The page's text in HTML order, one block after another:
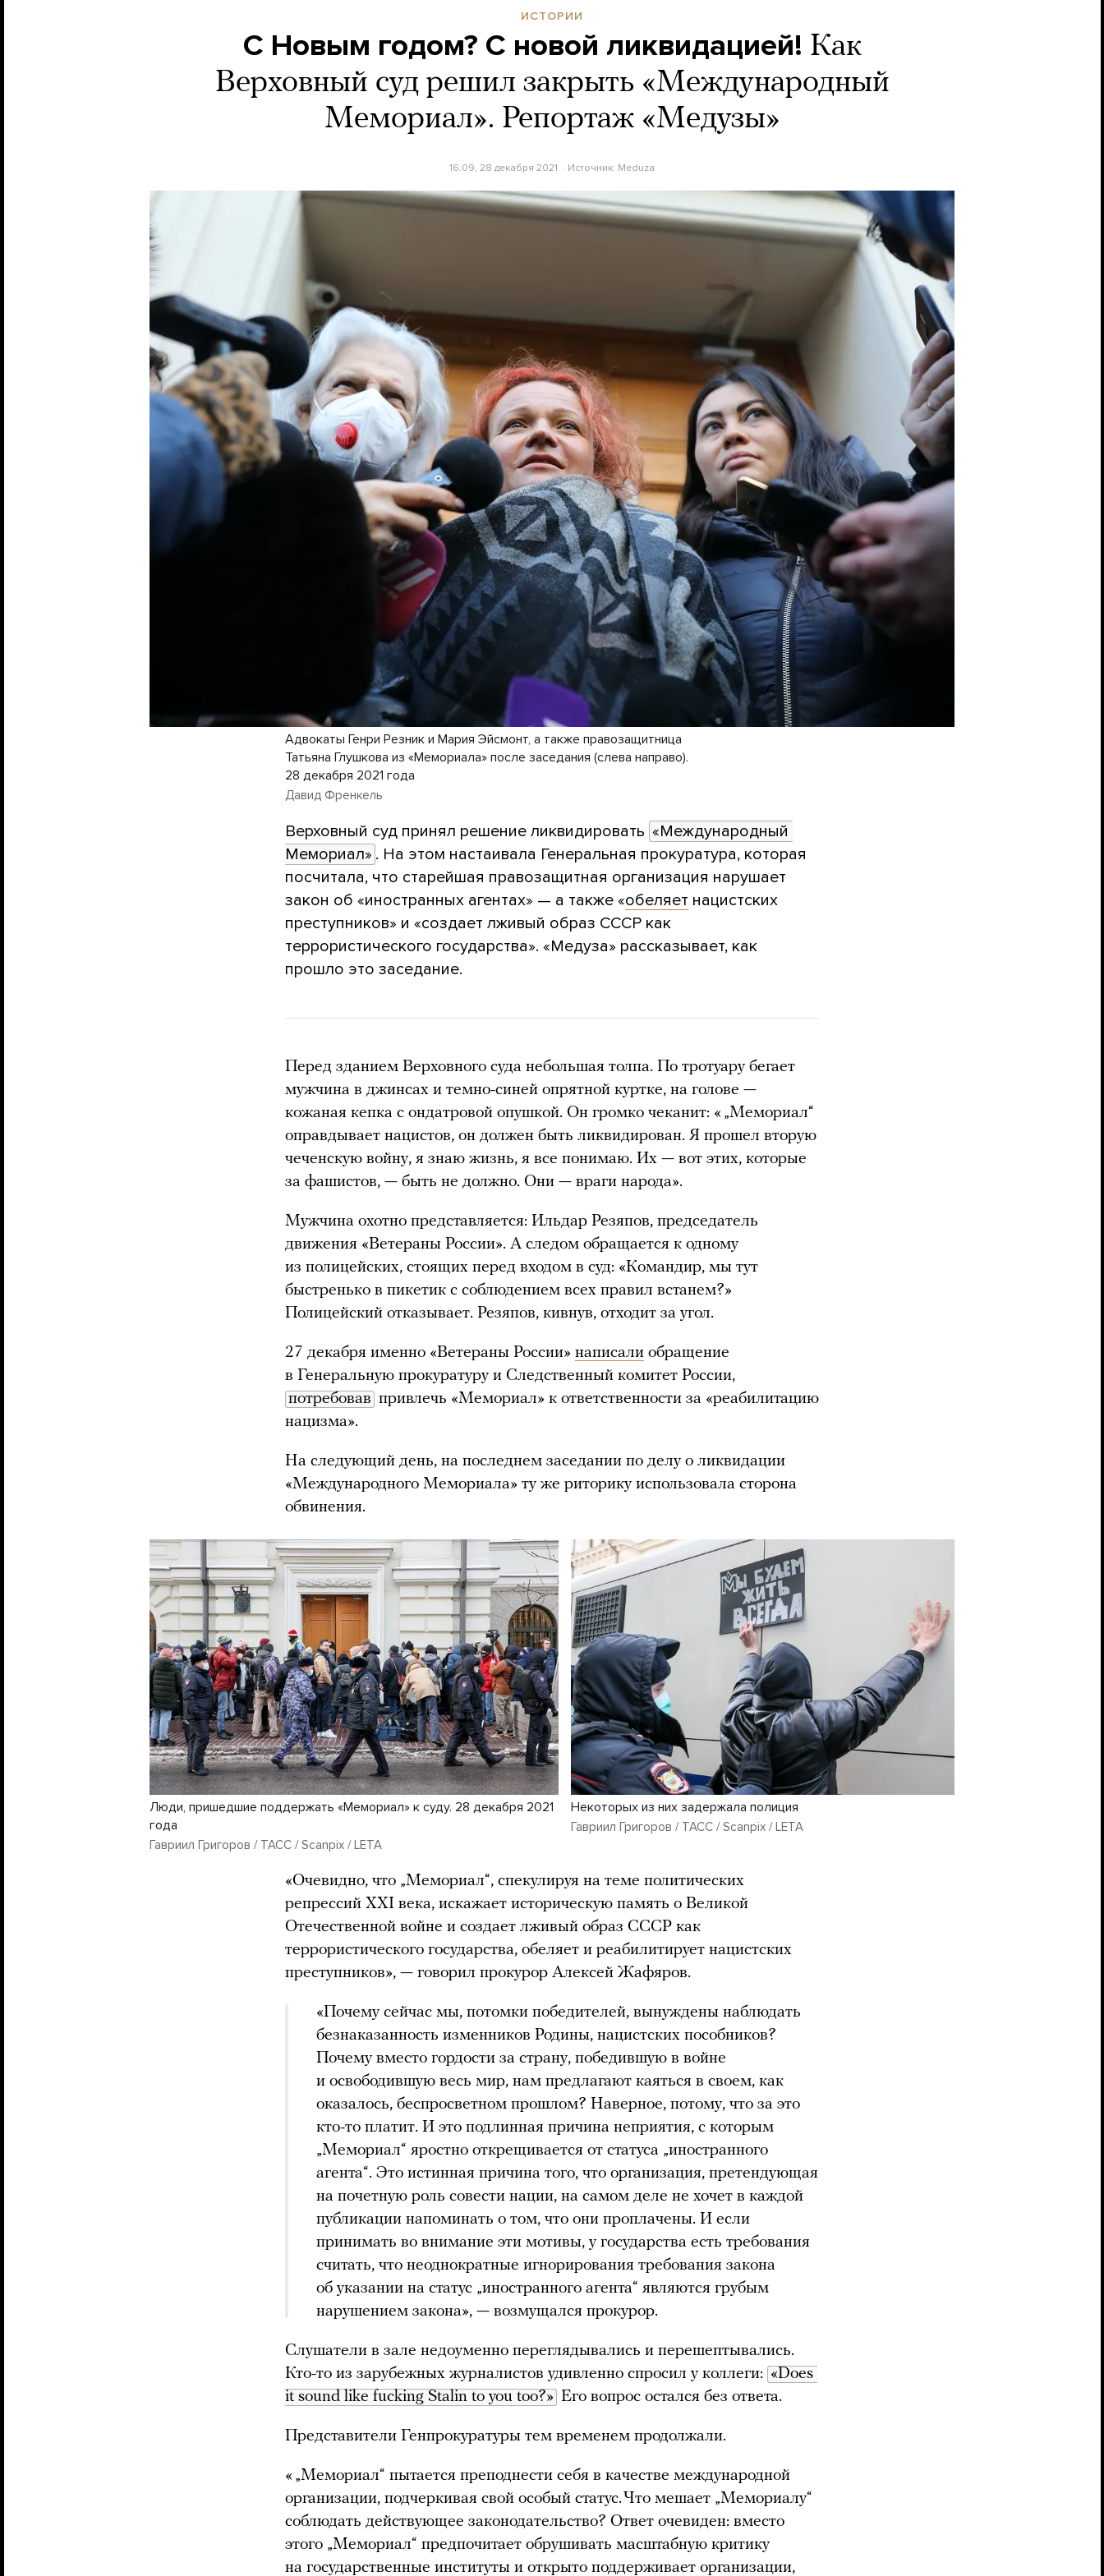
ИСТОРИИ
С Новым годом? С новой ликвидацией! Как
Верховный суд решил закрыть «Международный
Мемориал». Репортаж «Медузы»
16:09, 28 декабря 2021 Источник: Meduza
Адвокаты Генри Резник и Мария Эйсмонт, а также правозащитница
Татьяна Глушкова из «Мемориала» после заседания (слева направо).
28 декабря 2021 года
Давид Френкель
Верховный суд принял решение ликвидировать «Международный
Мемориал» . На этом настаивала Генеральная прокуратура, которая
посчитала, что старейшая правозащитная организация нарушает
закон об «иностранных агентах» — а также «обеляет нацистских
преступников» и «создает лживый образ СССР как
террористического государства». «Медуза» рассказывает, как
прошло это заседание.
Перед зданием Верховного суда небольшая толпа. По тротуару бегает
мужчина в джинсах и темно-синей опрятной куртке, на голове —
кожаная кепка с ондатровой опушкой. Он громко чеканит: « „Мемориал“
оправдывает нацистов, он должен быть ликвидирован. Я прошел вторую
чеченскую войну, я знаю жизнь, я все понимаю. Их — вот этих, которые
за фашистов, — быть не должно. Они — враги народа».
Мужчина охотно представляется: Ильдар Резяпов, председатель
движения «Ветераны России». А следом обращается к одному
из полицейских, стоящих перед входом в суд: «Командир, мы тут
быстренько в пикетик с соблюдением всех правил встанем?»
Полицейский отказывает. Резяпов, кивнув, отходит за угол.
27 декабря именно «Ветераны России» написали обращение
в Генеральную прокуратуру и Следственный комитет России,
потребовав привлечь «Мемориал» к ответственности за «реабилитацию
нацизма».
На следующий день, на последнем заседании по делу о ликвидации
«Международного Мемориала» ту же риторику использовала сторона
обвинения.
Люди, пришедшие поддержать «Мемориал» к суду. 28 декабря 2021
года
Гавриил Григоров / ТАСС / Scanpix / LETA
Некоторых из них задержала полиция
Гавриил Григоров / ТАСС / Scanpix / LETA
«Очевидно, что „Мемориал“, спекулируя на теме политических
репрессий XXI века, искажает историческую память о Великой
Отечественной войне и создает лживый образ СССР как
террористического государства, обеляет и реабилитирует нацистских
преступников», — говорил прокурор Алексей Жафяров.
«Почему сейчас мы, потомки победителей, вынуждены наблюдать
безнаказанность изменников Родины, нацистских пособников?
Почему вместо гордости за страну, победившую в войне
и освободившую весь мир, нам предлагают каяться в своем, как
оказалось, беспросветном прошлом? Наверное, потому, что за это
кто-то платит. И это подлинная причина неприятия, с которым
„Мемориал“ яростно открещивается от статуса „иностранного
агента“. Это истинная причина того, что организация, претендующая
на почетную роль совести нации, на самом деле не хочет в каждой
публикации напоминать о том, что они проплачены. И если
принимать во внимание эти мотивы, у государства есть требования
считать, что неоднократные игнорирования требования закона
об указании на статус „иностранного агента“ являются грубым
нарушением закона», — возмущался прокурор.
Слушатели в зале недоуменно переглядывались и перешептывались.
Кто-то из зарубежных журналистов удивленно спросил у коллеги: «Does
it sound like fucking Stalin to you too?» Его вопрос остался без ответа.
Представители Генпрокуратуры тем временем продолжали.
« „Мемориал“ пытается преподнести себя в качестве международной
организации, подчеркивая свой особый статус. Что мешает „Мемориалу“
соблюдать действующее законодательство? Ответ очевиден: вместо
этого „Мемориал“ предпочитает обрушивать масштабную критику
на государственные институты и открыто поддерживает организации,